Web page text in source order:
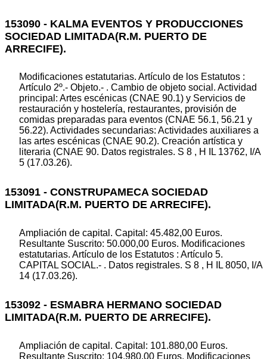
153090 - KALMA EVENTOS Y PRODUCCIONES
SOCIEDAD LIMITADA(R.M. PUERTO DE
ARRECIFE).
Modificaciones estatutarias. Artículo de los Estatutos :
Artículo 2º.- Objeto.- . Cambio de objeto social. Actividad
principal: Artes escénicas (CNAE 90.1) y Servicios de
restauración y hostelería, restaurantes, provisión de
comidas preparadas para eventos (CNAE 56.1, 56.21 y
56.22). Actividades secundarias: Actividades auxiliares a
las artes escénicas (CNAE 90.2). Creación artística y
literaria (CNAE 90. Datos registrales. S 8 , H IL 13762, I/A
5 (17.03.26).
153091 - CONSTRUPAMECA SOCIEDAD
LIMITADA(R.M. PUERTO DE ARRECIFE).
Ampliación de capital. Capital: 45.482,00 Euros.
Resultante Suscrito: 50.000,00 Euros. Modificaciones
estatutarias. Artículo de los Estatutos : Artículo 5.
CAPITAL SOCIAL.- . Datos registrales. S 8 , H IL 8050, I/A
14 (17.03.26).
153092 - ESMABRA HERMANO SOCIEDAD
LIMITADA(R.M. PUERTO DE ARRECIFE).
Ampliación de capital. Capital: 101.880,00 Euros.
Resultante Suscrito: 104.980,00 Euros. Modificaciones